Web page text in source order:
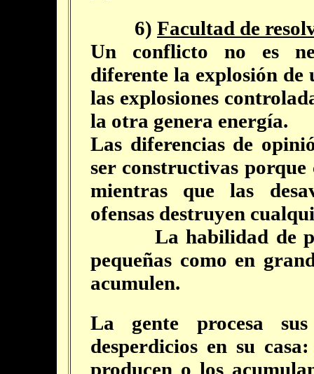
6) Facultad de
Un conflicto no es
diferente la explosión de
las explosiones
la otra genera energía.
Las diferencias de
ser constructivas porque
mientras que las
ofensas destruyen
La habilidad de
pequeñas como en
acumulen.
La gente procesa
desperdicios en su
producen o los